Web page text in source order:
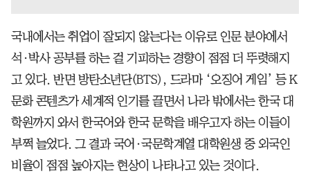
국내에서는 취업이 잘되지 않는다는 이유로 인문 분야에서
석·박사 공부를 하는 걸 기피하는 경향이 점점 더 뚜렷해지
고 있다. 반면 방탄소년단(BTS), 드라마 ‘오징어 게임’ 등 K
문화 콘텐츠가 세계적 인기를 끌면서 나라 밖에서는 한국 대
학원까지 와서 한국어와 한국 문학을 배우고자 하는 이들이
부쩍 늘었다. 그 결과 국어·국문학계열 대학원생 중 외국인
비율이 점점 높아지는 현상이 나타나고 있는 것이다.